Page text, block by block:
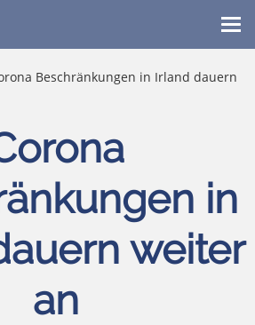
Beschränkungen in Irland dauern
in
weiter
an